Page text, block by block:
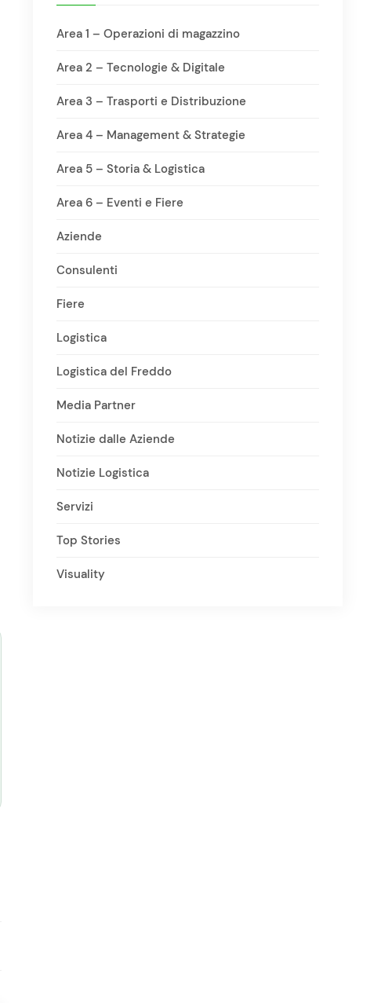
Area 1 – Operazioni di magazzino
Area 2 – Tecnologie & Digitale
Area 3 – Trasporti e Distribuzione
Area 4 – Management & Strategie
Area 5 – Storia & Logistica
Area 6 – Eventi e Fiere
Aziende
Consulenti
Fiere
Logistica
Logistica del Freddo
Media Partner
Notizie dalle Aziende
Notizie Logistica
Servizi
Top Stories
Visuality